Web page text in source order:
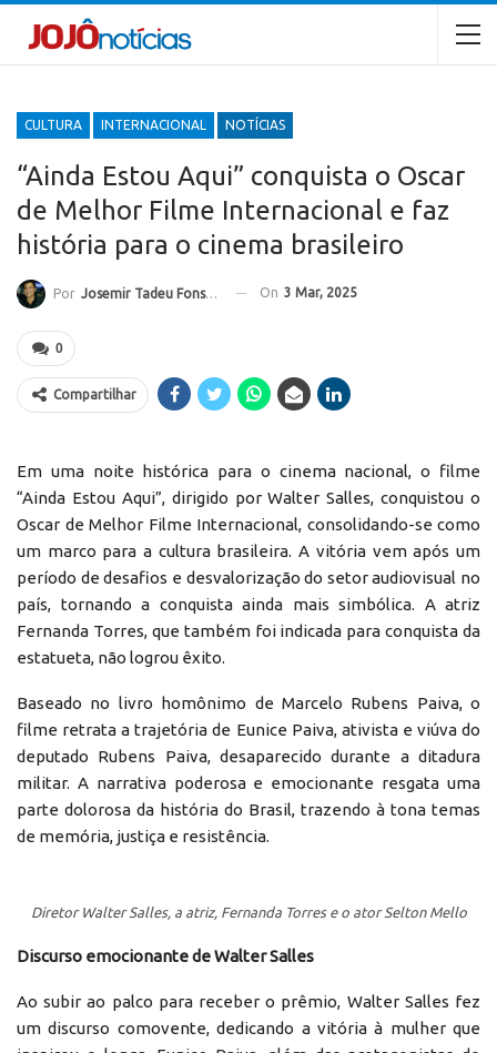
CULTURA INTERNACIONAL NOTÍCIAS
“Ainda Estou Aqui” conquista o Oscar
de Melhor Filme Internacional e faz
história para o cinema brasileiro
Por Josemir Tadeu Fonseca On 3 Mar, 2025
0
Compartilhar
Em uma noite histórica para o cinema nacional, o filme
“Ainda Estou Aqui”, dirigido por Walter Salles, conquistou o
Oscar de Melhor Filme Internacional, consolidando-se como
um marco para a cultura brasileira. A vitória vem após um
período de desafios e desvalorização do setor audiovisual no
país, tornando a conquista ainda mais simbólica. A atriz
Fernanda Torres, que também foi indicada para conquista da
estatueta, não logrou êxito.
Baseado no livro homônimo de Marcelo Rubens Paiva, o
filme retrata a trajetória de Eunice Paiva, ativista e viúva do
deputado Rubens Paiva, desaparecido durante a ditadura
militar. A narrativa poderosa e emocionante resgata uma
parte dolorosa da história do Brasil, trazendo à tona temas
de memória, justiça e resistência.
Diretor Walter Salles, a atriz, Fernanda Torres e o ator Selton Mello
Discurso emocionante de Walter Salles
Ao subir ao palco para receber o prêmio, Walter Salles fez
um discurso comovente, dedicando a vitória à mulher que